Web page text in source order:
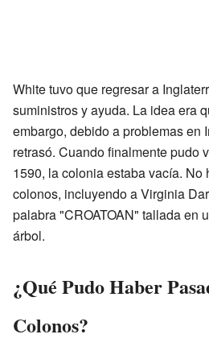
White tuvo que regresar a
suministros y ayuda. La idea era
embargo, debido a problemas en
retrasó. Cuando finalmente pudo
1590, la colonia estaba vacía. No
colonos, incluyendo a Virginia
palabra "CROATOAN" tallada en
árbol.
¿Qué Pudo Haber
Colonos?